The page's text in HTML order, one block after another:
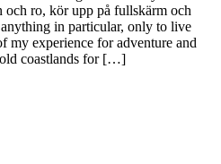
ro, kör upp på fullskärm och
in particular, only to live
my experience for adventure and
coastlands for […]